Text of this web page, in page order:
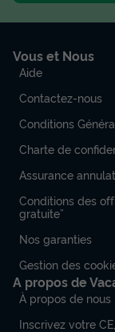
Vous et Nous
Aide
Contactez-nous
Conditions
Charte de
Assurance
Conditions des
gratuite”
Nos garanties
Gestion des
A propos de
À propos de nous
Inscrivez votre